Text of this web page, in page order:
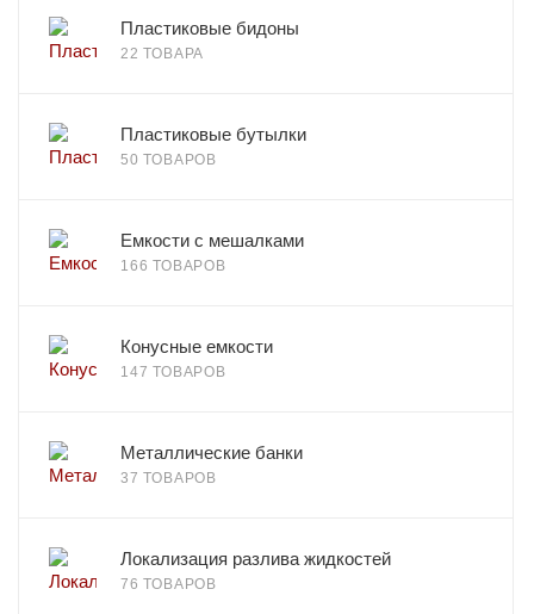
Пластиковые бидоны
22 ТОВАРА
Пластиковые бутылки
50 ТОВАРОВ
Емкости с мешалками
166 ТОВАРОВ
Конусные емкости
147 ТОВАРОВ
Металлические банки
37 ТОВАРОВ
Локализация разлива жидкостей
76 ТОВАРОВ